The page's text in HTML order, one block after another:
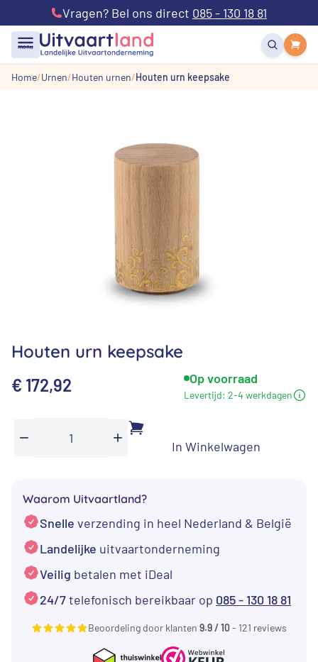
Vragen? Bel ons direct 085 - 130 18 81
menu
Home Urnen Houten urnen Houten urn keepsake
Houten urn keepsake
€ 172,92 Op voorraad
Levertijd: 2-4 werkdagen
aantal
In Winkelwagen
Waarom Uitvaartland?
Snelle verzending in heel Nederland & België
Landelijke uitvaartonderneming
Veilig betalen met iDeal
24/7telefonisch bereikbaar op 085 - 130 18 81
Beoordeling door klanten 9.9 / 10- 121 reviews